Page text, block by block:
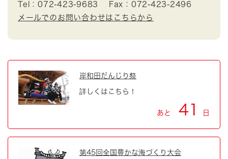
Tel：072-423-9683
Fax：072-423-2496
メールでのお問い合わせはこちらから
岸和田だんじり祭
詳しくはこちら！
あと 41 日
第45回全国豊かな海づくり大会